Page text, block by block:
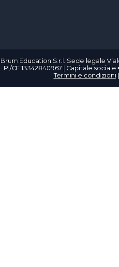
Brum Education S.r.l. Sede legale
PI/CF 13342840967 | Capitale sociale €
Termini e condizioni|